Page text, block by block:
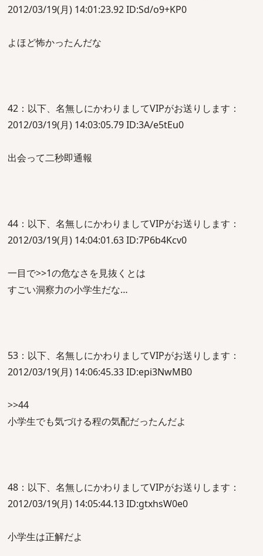
2012/03/19(月) 14:01:23.92 ID:Sd/o9+KP0
よほど怖かったんだな
42：以下、名無しにかわりましてVIPがお送りします：
2012/03/19(月) 14:03:05.79 ID:3A/e5tEu0
出会って二秒即通報
44：以下、名無しにかわりましてVIPがお送りします：
2012/03/19(月) 14:04:01.63 ID:7P6b4Kcv0
一目で>>1の危なさを見抜くとは
すごい洞察力の小学生だな…
53：以下、名無しにかわりましてVIPがお送りします：
2012/03/19(月) 14:06:45.33 ID:epi3NwMB0
>>44
小学生でも気づける程の気配だったんだよ
48：以下、名無しにかわりましてVIPがお送りします：
2012/03/19(月) 14:05:44.13 ID:gtxhsW0e0
小学生は正解だよ